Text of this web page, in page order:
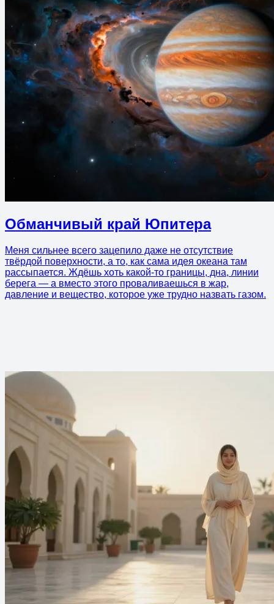
Обманчивый край Юпитера
Меня сильнее всего зацепило даже не отсутствие
твёрдой поверхности, а то, как сама идея океана там
рассыпается. Ждёшь хоть какой-то границы, дна, линии
берега — а вместо этого проваливаешься в жар,
давление и вещество, которое уже трудно назвать газом.